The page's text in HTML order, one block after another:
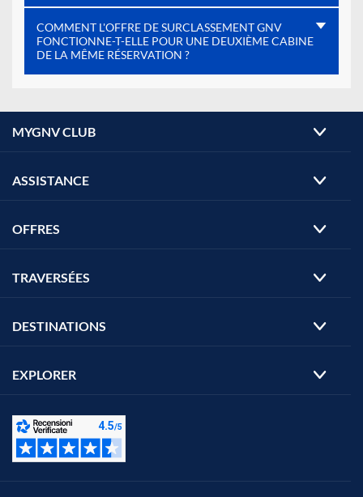
COMMENT L'OFFRE DE SURCLASSEMENT GNV
FONCTIONNE-T-ELLE POUR UNE DEUXIÈME CABINE
DE LA MÊME RÉSERVATION ?
MYGNV CLUB
ASSISTANCE
OFFRES
TRAVERSÉES
DESTINATIONS
EXPLORER